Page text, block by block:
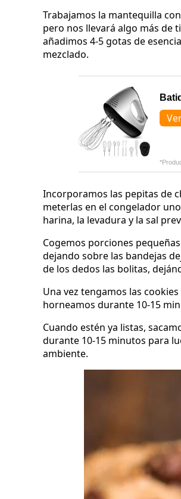
Trabajamos la mantequilla
pero nos llevará algo más de
añadimos 4-5 gotas de
mezclado.
Incorporamos las pepitas de
meterlas en el congelador
harina, la levadura y la sal
Cogemos porciones
dejando sobre las bandejas
de los dedos las bolitas,
Una vez tengamos las
horneamos durante 10-15
Cuando estén ya listas,
durante 10-15 minutos para
ambiente.